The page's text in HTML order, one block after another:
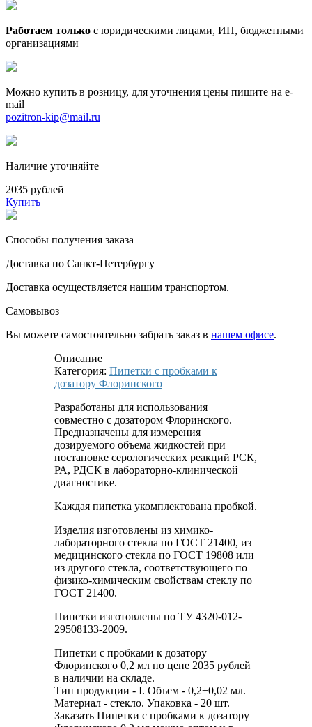
Работаем только с юридическими лицами, ИП, бюджетными
организациями
Можно купить в розницу, для уточнения цены пишите на e-
mail
pozitron-kip@mail.ru
Наличие уточняйте
2035 рублей
Купить
Способы получения заказа
Доставка по Санкт-Петербургу
Доставка осуществляется нашим транспортом.
Самовывоз
Вы можете самостоятельно забрать заказ в нашем офисе.
Описание
Категория: Пипетки с пробками к
дозатору Флоринского
Разработаны для использования
совместно с дозатором Флоринского.
Предназначены для измерения
дозируемого объема жидкостей при
постановке серологических реакций РСК,
РА, РДСК в лабораторно-клинической
диагностике.
Каждая пипетка укомплектована пробкой.
Изделия изготовлены из химико-
лабораторного стекла по ГОСТ 21400, из
медицинского стекла по ГОСТ 19808 или
из другого стекла, соответствующего по
физико-химическим свойствам стеклу по
ГОСТ 21400.
Пипетки изготовлены по ТУ 4320-012-
29508133-2009.
Пипетки с пробками к дозатору
Флоринского 0,2 мл по цене 2035 рублей
в наличии на складе.
Тип продукции - I. Объем - 0,2±0,02 мл.
Материал - стекло. Упаковка - 20 шт.
Заказать Пипетки с пробками к дозатору